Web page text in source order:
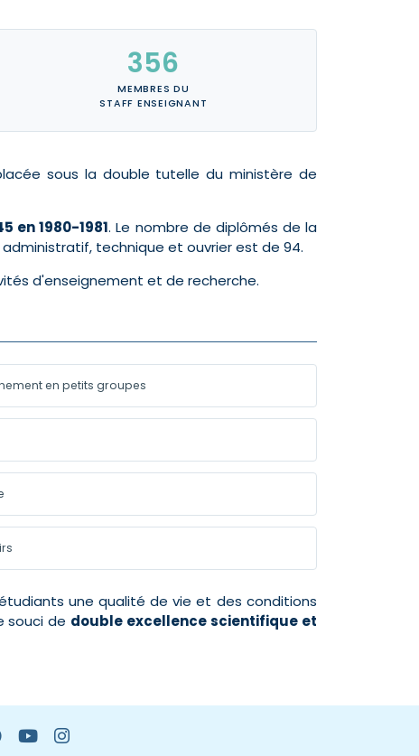
356
MEMBRES DU
STAFF ENSEIGNANT
sous la double tutelle du ministère de
en 1980-1981. Le nombre de diplômés de la
technique et ouvrier est de 94.
d'enseignement et de recherche.
en petits groupes
une qualité de vie et des conditions
souci de double excellence scientifique et